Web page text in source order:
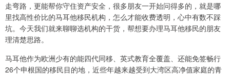
走弯路，更能帮你守住资产安全，很多朋友一开始问得多的，就是哪
里找高性价比的马耳他移民机构，怎么才能收费透明，心中有数不踩
坑。今天我们就来聊聊选机构的干货，帮想要办理马耳他移民的朋友
理清楚思路。
马耳他作为欧洲少有的能四代同移、英式教育全覆盖、还能免签畅行
26个申根国的移民目的地，近些年越来越受到大湾区高净值家庭的青